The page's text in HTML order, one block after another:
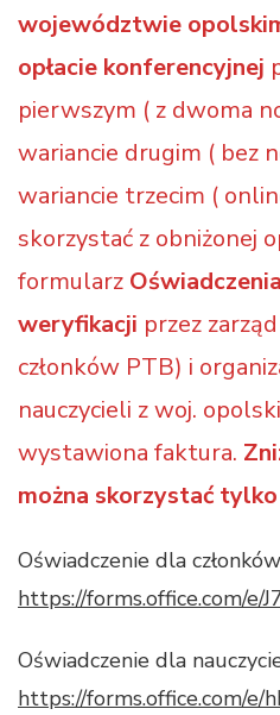
województwie
opłacie konferencyjnej
pierwszym ( z dwoma
wariancie drugim ( bez
wariancie trzecim (
skorzystać z obniżonej
formularz Oświadczenia
weryfikacji przez
członków PTB) i
nauczycieli z woj.
wystawiona faktura.
można skorzystać
Oświadczenie dla
https://forms.office.com/e/
Oświadczenie dla
https://forms.office.com/e/